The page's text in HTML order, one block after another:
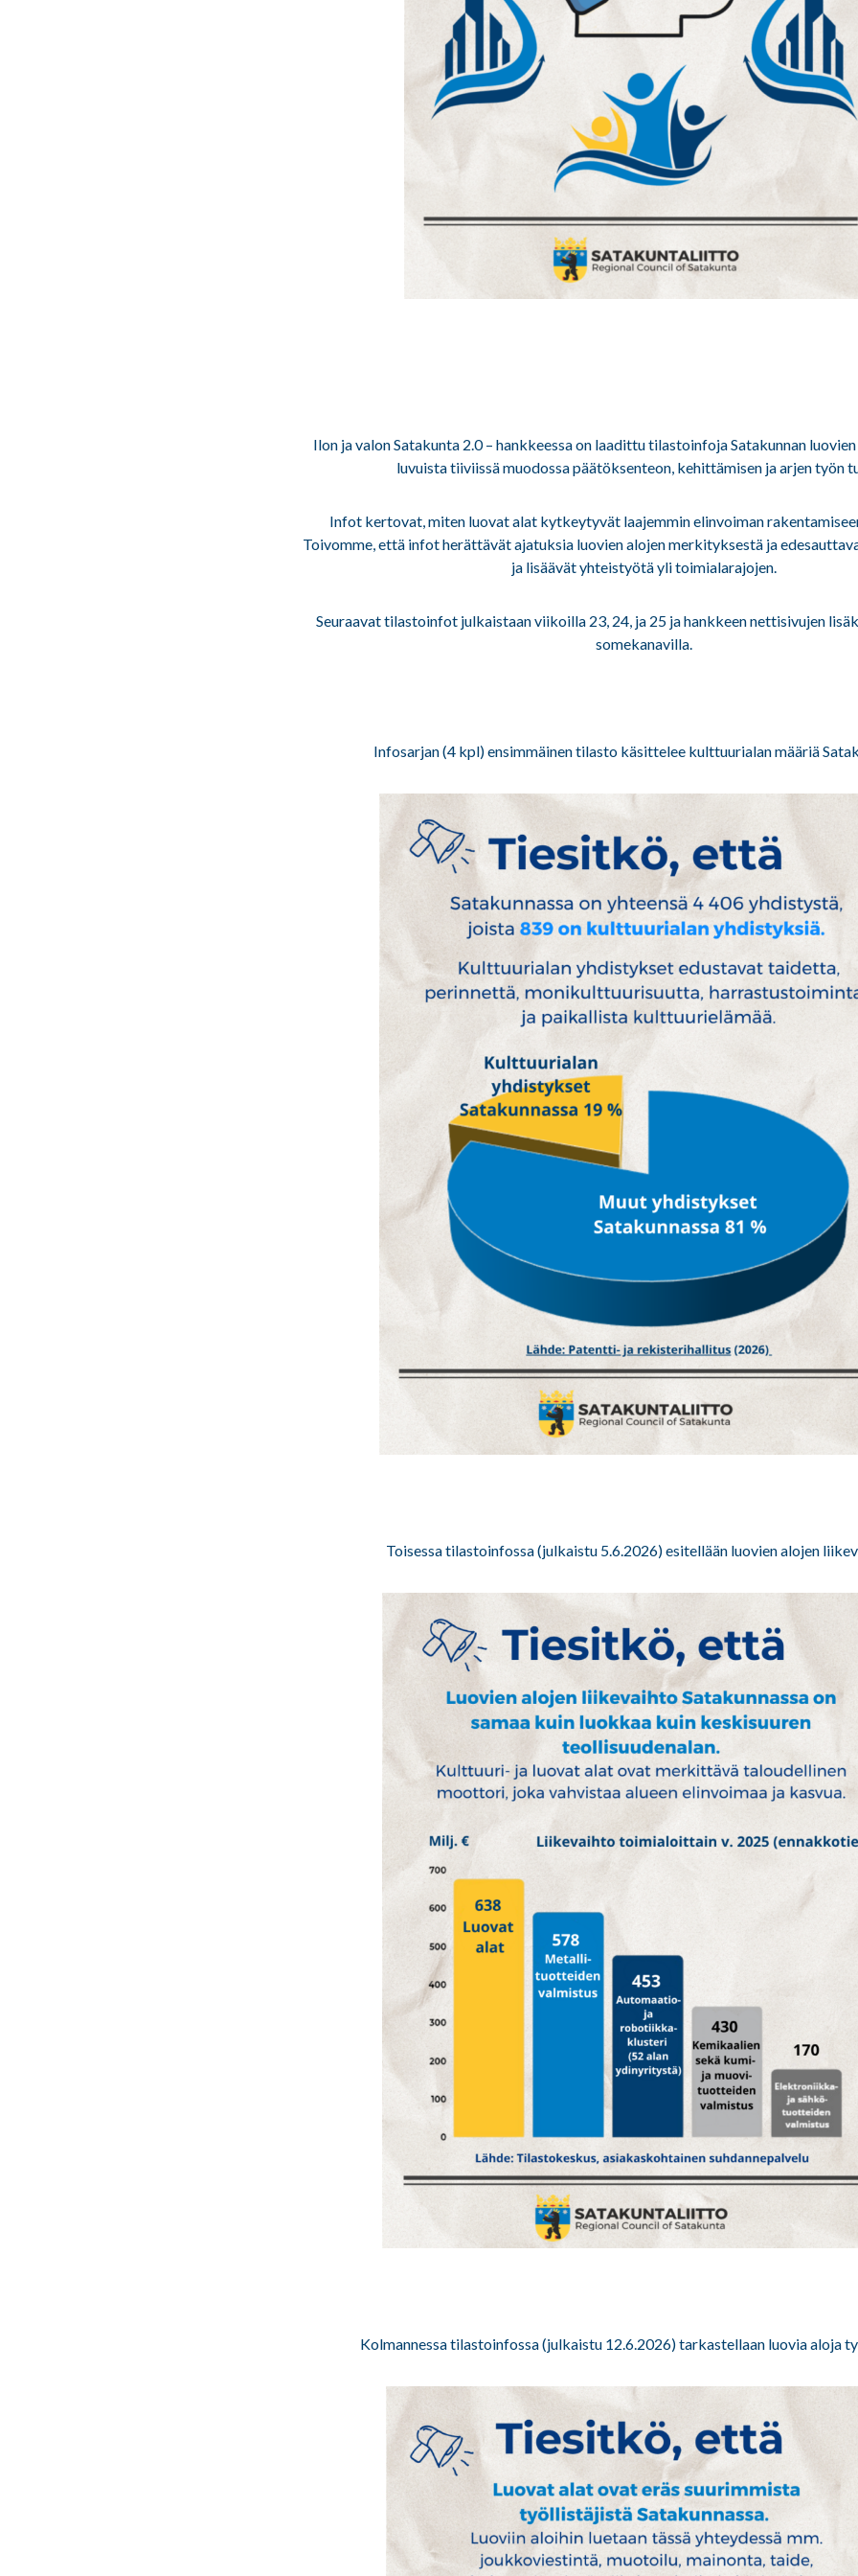
Ilon ja valon Satakunta 2.0 – hankkeessa on laadittu tilastoinfoja Satakunnan
luvuista tiiviissä muodossa päätöksenteon, kehittämisen ja arjen työn
Infot kertovat, miten luovat alat kytkeytyvät laajemmin elinvoiman
Toivomme, että infot herättävät ajatuksia luovien alojen merkityksestä ja
ja lisäävät yhteistyötä yli toimialarajojen.
Seuraavat tilastoinfot julkaistaan viikoilla 23, 24, ja 25 ja hankkeen nettisivujen
somekanavilla.
Infosarjan (4 kpl) ensimmäinen tilasto käsittelee kulttuurialan määriä
Toisessa tilastoinfossa (julkaistu 5.6.2026) esitellään luovien alojen
Kolmannessa tilastoinfossa (julkaistu 12.6.2026) tarkastellaan luovia aloja